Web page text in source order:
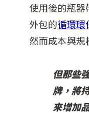
使用後的瓶
外包的循環環
然而成本與規
但那些
牌，將
來增加